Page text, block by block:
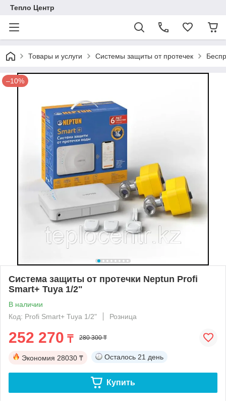
Тепло Центр
Товары и услуги Системы защиты от протечек
–10%
Система защиты от протечки Neptun Profi
Smart+ Tuya 1/2"
В наличии
Код: Profi Smart+ Tuya 1/2"
Розница
252 270 ₸ 280 300 ₸
Экономия 28030 ₸ Осталось 21 день
Купить